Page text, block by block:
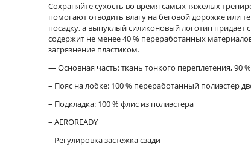
Сохраняйте сухость во время самых тяжелых
помогают отводить влагу на беговой дорожке или
посадку, а выпуклый силиконовый логотип придает
содержит не менее 40 % переработанных
загрязнение пластиком.
— Основная часть: ткань тонкого переплетения, 90
– Пояс на лобке: 100 % переработанный полиэстер
– Подкладка: 100 % флис из полиэстера
– AEROREADY
– Регулировка застежка сзади